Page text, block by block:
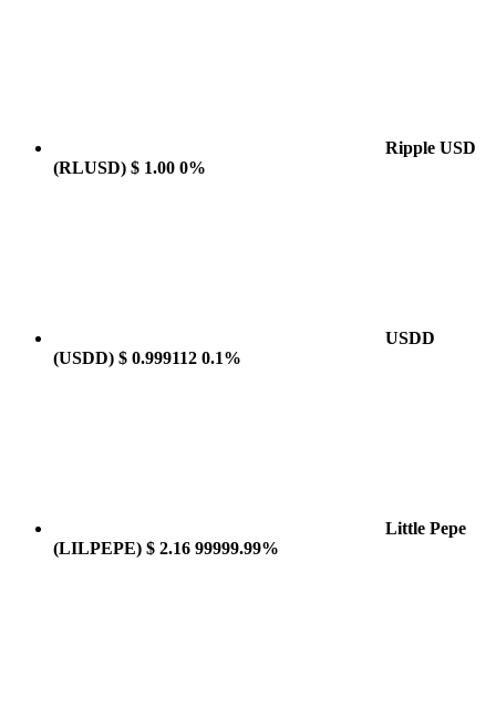
Ripple USD
(RLUSD) $ 1.00 0%
USDD
(USDD) $ 0.999112 0.1%
Little Pepe
(LILPEPE) $ 2.16 99999.99%